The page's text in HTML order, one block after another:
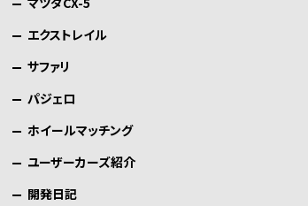
エクストレイル
サファリ
パジェロ
ホイールマッチング
ユーザーカーズ紹介
開発日記